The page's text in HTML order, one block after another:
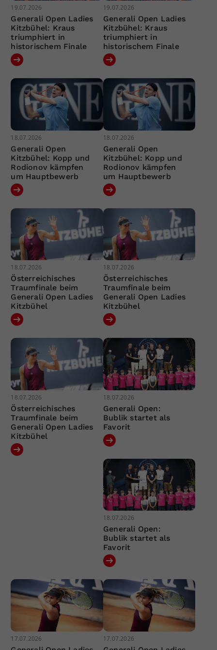
19.07.2026
Generali Open Ladies
Kitzbühel: Kraus
triumphiert in
historischem Finale
19.07.2026
Generali Open Ladies
Kitzbühel: Kraus
triumphiert in
historischem Finale
18.07.2026
Generali Open
Kitzbühel: Kopp und
Rodionov kämpfen
um Hauptbewerb
18.07.2026
Generali Open
Kitzbühel: Kopp und
Rodionov kämpfen
um Hauptbewerb
18.07.2026
Österreichisches
Traumfinale beim
Generali Open Ladies
Kitzbühel
18.07.2026
Österreichisches
Traumfinale beim
Generali Open Ladies
Kitzbühel
18.07.2026
Österreichisches
Traumfinale beim
Generali Open Ladies
Kitzbühel
18.07.2026
Generali Open:
Bublik startet als
Favorit
18.07.2026
Generali Open:
Bublik startet als
Favorit
17.07.2026 17.07.2026